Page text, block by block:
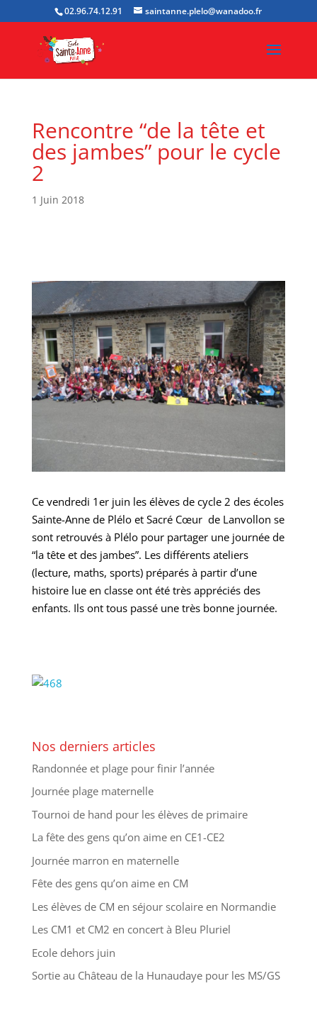
02.96.74.12.91 saintanne.plelo@wanadoo.fr
Rencontre “de la tête et
des jambes” pour le cycle
2
1 Juin 2018
Ce vendredi 1er juin les élèves de cycle 2 des écoles
Sainte-Anne de Plélo et Sacré Cœur de Lanvollon se
sont retrouvés à Plélo pour partager une journée de
“la tête et des jambes”. Les différents ateliers
(lecture, maths, sports) préparés à partir d’une
histoire lue en classe ont été très appréciés des
enfants. Ils ont tous passé une très bonne journée.
Nos derniers articles
Randonnée et plage pour finir l’année
Journée plage maternelle
Tournoi de hand pour les élèves de primaire
La fête des gens qu’on aime en CE1-CE2
Journée marron en maternelle
Fête des gens qu’on aime en CM
Les élèves de CM en séjour scolaire en Normandie
Les CM1 et CM2 en concert à Bleu Pluriel
Ecole dehors juin
Sortie au Château de la Hunaudaye pour les MS/GS